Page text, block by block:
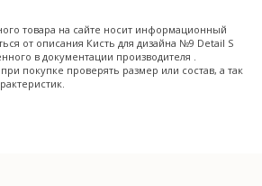
товара на сайте носит информационный
от описания Кисть для дизайна №9 Detail S
в документации производителя .
покупке проверять размер или состав, а так